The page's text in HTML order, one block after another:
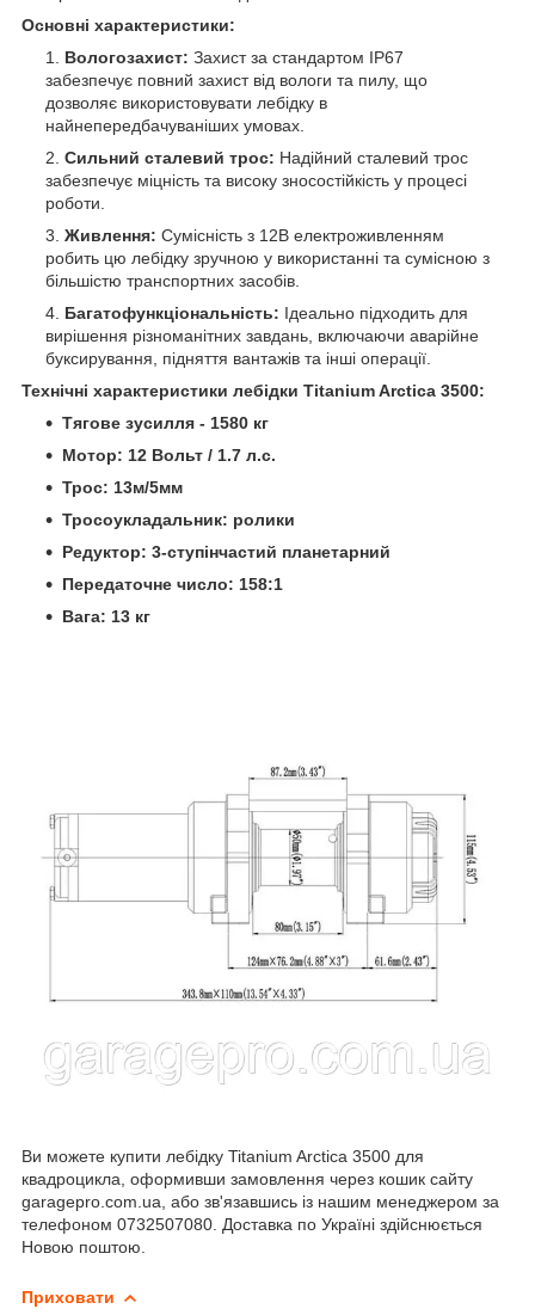
Основні характеристики:
Вологозахист: Захист за стандартом IP67
забезпечує повний захист від вологи та пилу, що
дозволяє використовувати лебідку в
найнепередбачуваніших умовах.
Сильний сталевий трос: Надійний сталевий трос
забезпечує міцність та високу зносостійкість у процесі
роботи.
Живлення: Сумісність з 12В електроживленням
робить цю лебідку зручною у використанні та сумісною з
більшістю транспортних засобів.
Багатофункціональність: Ідеально підходить для
вирішення різноманітних завдань, включаючи аварійне
буксирування, підняття вантажів та інші операції.
Технічні характеристики лебідки Titanium Arctica 3500:
Тягове зусилля - 1580 кг
Мотор: 12 Вольт / 1.7 л.с.
Трос: 13м/5мм
Тросоукладальник: ролики
Редуктор: 3-ступінчастий планетарний
Передаточне число: 158:1
Вага: 13 кг
Ви можете купити лебідку Titanium Arctica 3500 для
квадроцикла, оформивши замовлення через кошик сайту
garagepro.com.ua, або зв'язавшись із нашим менеджером за
телефоном 0732507080. Доставка по Україні здійснюється
Новою поштою.
Приховати